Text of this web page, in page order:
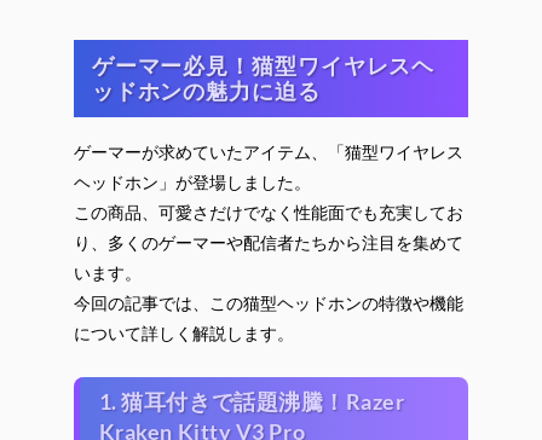
ゲーマー必見！猫型ワイヤレスヘ
ッドホンの魅力に迫る
ゲーマーが求めていたアイテム、「猫型ワイヤレス
ヘッドホン」が登場しました。
この商品、可愛さだけでなく性能面でも充実してお
り、多くのゲーマーや配信者たちから注目を集めて
います。
今回の記事では、この猫型ヘッドホンの特徴や機能
について詳しく解説します。
1. 猫耳付きで話題沸騰！Razer
Kraken Kitty V3 Pro